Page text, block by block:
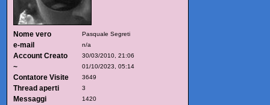
Nome vero Pasquale Segreti
e-mail n/a
Account Creato 30/03/2010, 21:06
~ 01/10/2023, 05:14
Contatore Visite 3649
Thread aperti 3
Messaggi 1420